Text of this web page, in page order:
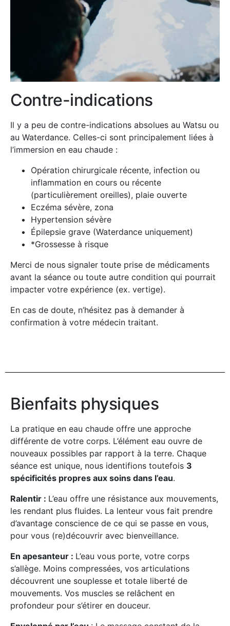
Contre-indications
Il y a peu de contre-indications absolues au Watsu ou
au Waterdance. Celles-ci sont principalement liées à
l’immersion en eau chaude :
Opération chirurgicale récente, infection ou
inflammation en cours ou récente
(particulièrement oreilles), plaie ouverte
Eczéma sévère, zona
Hypertension sévère
Épilepsie grave (Waterdance uniquement)
*Grossesse à risque
Merci de nous signaler toute prise de médicaments
avant la séance ou toute autre condition qui pourrait
impacter votre expérience (ex. vertige).
En cas de doute, n’hésitez pas à demander à
confirmation à votre médecin traitant.
Bienfaits physiques
La pratique en eau chaude offre une approche
différente de votre corps. L’élément eau ouvre de
nouveaux possibles par rapport à la terre. Chaque
séance est unique, nous identifions toutefois 3
spécificités propres aux soins dans l’eau.
Ralentir : L’eau offre une résistance aux mouvements,
les rendant plus fluides. La lenteur vous fait prendre
d’avantage conscience de ce qui se passe en vous,
pour vous (re)découvrir avec bienveillance.
En apesanteur : L’eau vous porte, votre corps
s’allège. Moins compressées, vos articulations
découvrent une souplesse et totale liberté de
mouvements. Vos muscles se relâchent en
profondeur pour s’étirer en douceur.